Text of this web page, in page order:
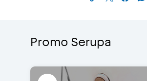
Promo Serupa